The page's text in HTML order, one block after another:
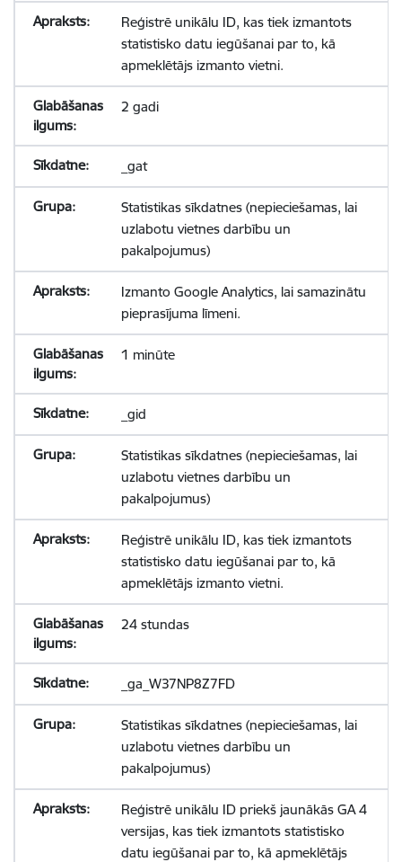
Reģistrē unikālu ID, kas tiek izmantots
statistisko datu iegūšanai par to, kā
apmeklētājs izmanto vietni.
2 gadi
_gat
Statistikas sīkdatnes (nepieciešamas, lai
uzlabotu vietnes darbību un
pakalpojumus)
Izmanto Google Analytics, lai samazinātu
pieprasījuma līmeni.
1 minūte
_gid
Statistikas sīkdatnes (nepieciešamas, lai
uzlabotu vietnes darbību un
pakalpojumus)
Reģistrē unikālu ID, kas tiek izmantots
statistisko datu iegūšanai par to, kā
apmeklētājs izmanto vietni.
24 stundas
_ga_W37NP8Z7FD
Statistikas sīkdatnes (nepieciešamas, lai
uzlabotu vietnes darbību un
pakalpojumus)
Reģistrē unikālu ID priekš jaunākās GA 4
versijas, kas tiek izmantots statistisko
datu iegūšanai par to, kā apmeklētājs